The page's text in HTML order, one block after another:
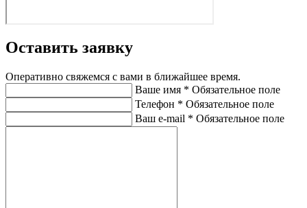
Оставить заявку
Оперативно свяжемся с вами в ближайшее время.
Ваше имя * Обязательное поле
Телефон * Обязательное поле
Ваш e-mail * Обязательное поле